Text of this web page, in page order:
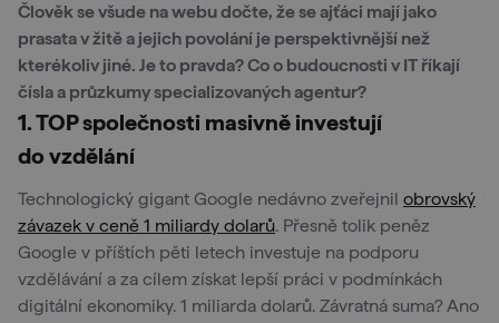
Člověk se všude na webu dočte, že se ajťáci mají jako
prasata v žitě a jejich povolání je perspektivnější než
kterékoliv jiné. Je to pravda? Co o budoucnosti v IT říkají
čísla a průzkumy specializovaných agentur?
1. TOP společnosti masivně investují
do vzdělání
Technologický gigant Google nedávno zveřejnil obrovský
závazek v ceně 1 miliardy dolarů. Přesně tolik peněz
Google v příštích pěti letech investuje na podporu
vzdělávání a za cílem získat lepší práci v podmínkách
digitální ekonomiky. 1 miliarda dolarů. Závratná suma? Ano